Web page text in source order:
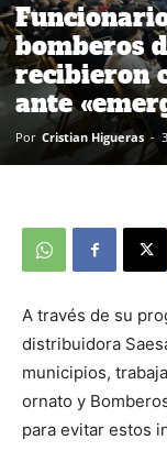
bomberos
recibieron
ante
Por Cristian Higueras -
A través de su
distribuidora
municipios,
ornato y
para evitar estos